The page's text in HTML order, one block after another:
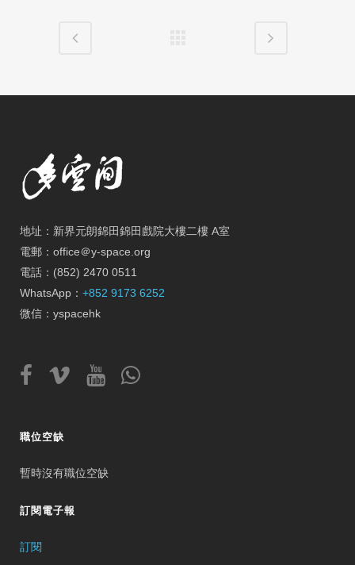
地址：新界元朗錦田錦田戲院大樓二樓 A室
電郵：office＠y-space.org
電話：(852) 2470 0511
WhatsApp： +852 9173 6252
微信：yspacehk
職位空缺
暫時沒有職位空缺
訂閱電子報
訂閱